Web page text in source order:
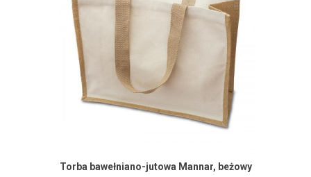
Torba bawełniano-jutowa Mannar, beżowy